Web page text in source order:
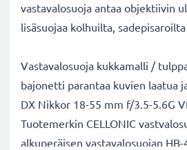
vastavalosuoja antaa objektiivin
lisäsuojaa kolhuilta,
Vastavalosuoja kukkamalli /
bajonetti parantaa kuvien laatua
DX Nikkor 18-55 mm f/3.5-5.6G
Tuotemerkin CELLONIC
alkuperäisen vastavalosuojan HB-